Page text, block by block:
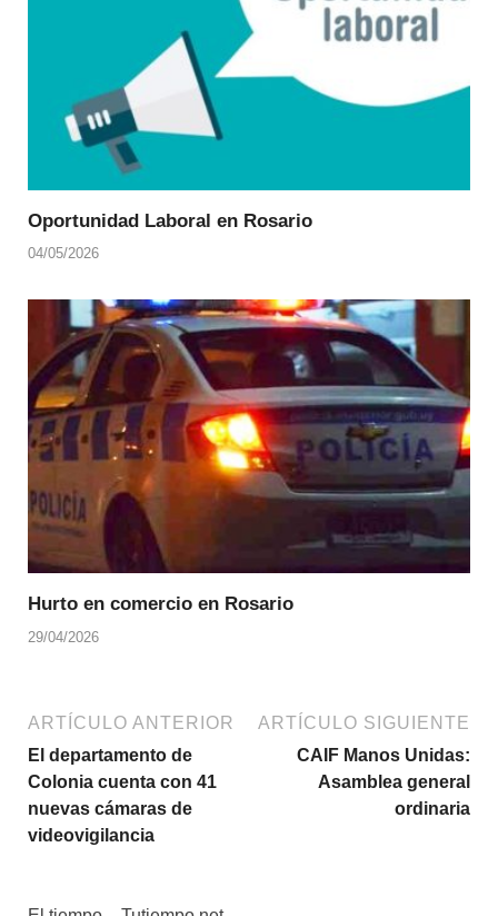
Oportunidad Laboral en Rosario
04/05/2026
Hurto en comercio en Rosario
29/04/2026
ARTÍCULO ANTERIOR
El departamento de
Colonia cuenta con 41
nuevas cámaras de
videovigilancia
ARTÍCULO SIGUIENTE
CAIF Manos Unidas:
Asamblea general
ordinaria